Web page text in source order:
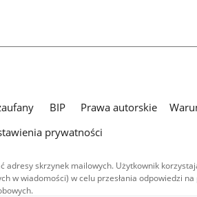
BIP Prawa autorskie
prywatności
adresy skrzynek mailowych. Użytkownik
w wiadomości) w celu przesłania odpowiedzi